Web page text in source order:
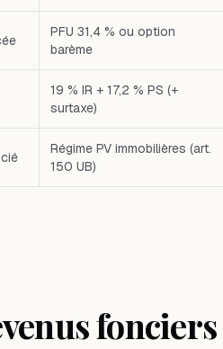
PFU 31,4 % ou option
barème
19 % IR + 17,2 % PS (+
surtaxe)
Régime PV immobilières (art.
150 UB)